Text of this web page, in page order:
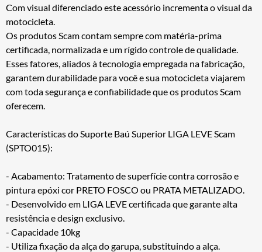
Com visual diferenciado este acessório incrementa o visual da
motocicleta.
Os produtos Scam contam sempre com matéria-prima
certificada, normalizada e um rígido controle de qualidade.
Esses fatores, aliados à tecnologia empregada na fabricação,
garantem durabilidade para você e sua motocicleta viajarem
com toda segurança e confiabilidade que os produtos Scam
oferecem.
Características do Suporte Baú Superior LIGA LEVE Scam
(SPTO015):
- Acabamento: Tratamento de superfície contra corrosão e
pintura epóxi cor PRETO FOSCO ou PRATA METALIZADO.
- Desenvolvido em LIGA LEVE certificada que garante alta
resistência e design exclusivo.
- Capacidade 10kg
- Utiliza fixação da alça do garupa, substituindo a alça.